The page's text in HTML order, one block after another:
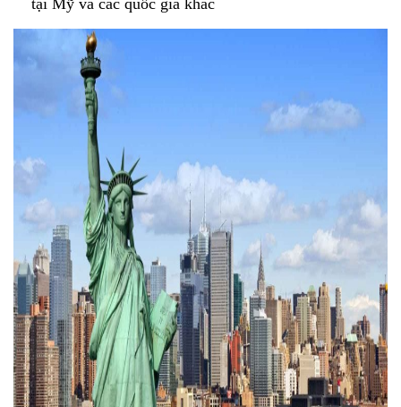
tại Mỹ và các quốc gia khác